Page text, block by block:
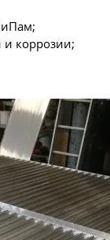
и коррозии;